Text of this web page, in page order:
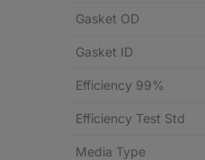
Gasket OD
Gasket ID
Efficiency 99%
Efficiency Test Std
Media Type